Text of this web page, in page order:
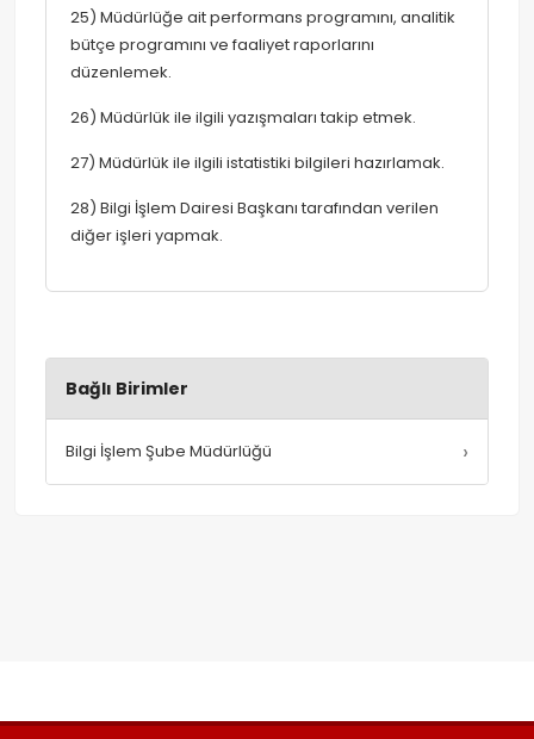
25) Müdürlüğe ait performans programını, analitik
bütçe programını ve faaliyet raporlarını
düzenlemek.
26) Müdürlük ile ilgili yazışmaları takip etmek.
27) Müdürlük ile ilgili istatistiki bilgileri hazırlamak.
28) Bilgi İşlem Dairesi Başkanı tarafından verilen
diğer işleri yapmak.
Bağlı Birimler
Bilgi İşlem Şube Müdürlüğü ›